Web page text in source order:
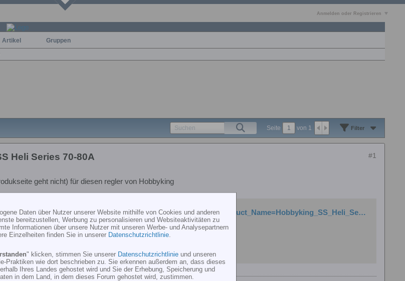
Anmelden oder Registrieren
Artikel Gruppen
Seite von 1 Filter
#1
Heli Series 70-80A
geht nicht) für diesen regler von Hobbyking
http://www.hobbycity.com/hobbycity/store/uh_viewItem.asp?idProduct=10015&Product_Name=Hobbyking_SS_Heli_Series_70-80A_ESC_w/UBEC
Daten über Nutzer unserer Website mithilfe von Cookies und anderen
bereitzustellen, Werbung zu personalisieren und Websiteaktivitäten zu
Informationen über unsere Nutzer mit unseren Werbe- und Analysepartnern
Einzelheiten finden Sie in unserer Datenschutzrichtlinie
" klicken, stimmen Sie unserer Datenschutzrichtlinie und unseren
Praktiken wie dort beschrieben zu. Sie erkennen außerdem an, dass dieses
Ihres Landes gehostet wird und Sie der Erhebung, Speicherung und
in dem Land, in dem dieses Forum gehostet wird, zustimmen.